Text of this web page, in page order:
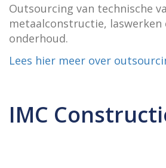
Outsourcing van technische
metaalconstructie,
onderhoud.
Lees hier meer over
IMC